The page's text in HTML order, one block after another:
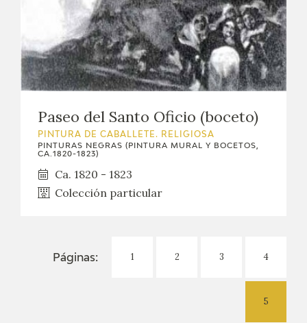
Paseo del Santo Oficio (boceto)
PINTURA DE CABALLETE. RELIGIOSA
PINTURAS NEGRAS (PINTURA MURAL Y BOCETOS,
CA.1820-1823)
Ca. 1820 - 1823
Colección particular
Páginas: 1 2 3 4
5